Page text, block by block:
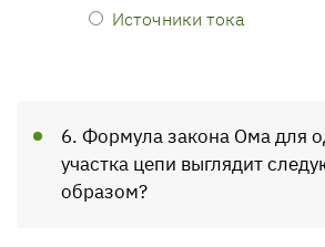
Источники тока
6. Формула закона Ома для
участка цепи выглядит
образом?